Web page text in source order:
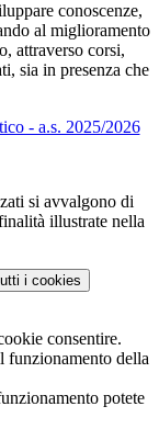
conoscenze,
al miglioramento
attraverso corsi,
sia in presenza che
- a.s. 2025/2026
si avvalgono di
illustrate nella
i cookies
consentire.
funzionamento della
potete